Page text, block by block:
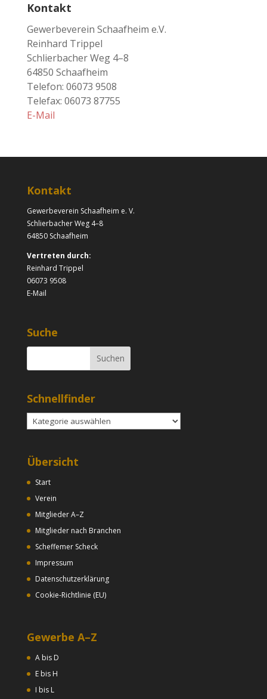
Kontakt
Gewerbeverein Schaafheim e.V.
Reinhard Trippel
Schlierbacher Weg 4–8
64850 Schaafheim
Telefon: 06073 9508
Telefax: 06073 87755
E-Mail
Kontakt
Gewerbeverein Schaafheim e. V.
Schlierbacher Weg 4–8
64850 Schaafheim
Vertreten durch:
Reinhard Trippel
06073 9508
E-Mail
Suche
Schnellfinder
Schnellfinder
Übersicht
Start
Verein
Mitglieder A–Z
Mitglieder nach Branchen
Scheffemer Scheck
Impressum
Datenschutzerklärung
Cookie-Richtlinie (EU)
Gewerbe A–Z
A bis D
E bis H
I bis L